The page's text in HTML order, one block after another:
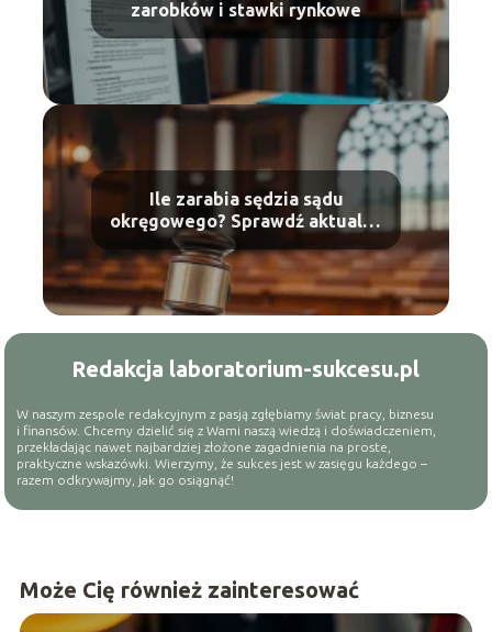
zarobków i stawki rynkowe
Ile zarabia sędzia sądu
okręgowego? Sprawdź aktualne
wynagrodzenia!
Redakcja laboratorium-sukcesu.pl
W naszym zespole redakcyjnym z pasją zgłębiamy świat pracy, biznesu
i finansów. Chcemy dzielić się z Wami naszą wiedzą i doświadczeniem,
przekładając nawet najbardziej złożone zagadnienia na proste,
praktyczne wskazówki. Wierzymy, że sukces jest w zasięgu każdego –
razem odkrywajmy, jak go osiągnąć!
Może Cię również zainteresować